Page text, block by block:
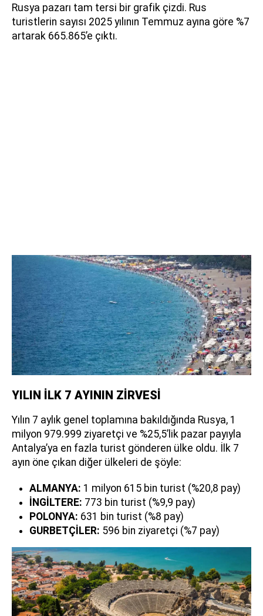
Rusya pazarı tam tersi bir grafik çizdi. Rus
turistlerin sayısı 2025 yılının Temmuz ayına göre %7
artarak 665.865’e çıktı.
YILIN İLK 7 AYININ ZİRVESİ
Yılın 7 aylık genel toplamına bakıldığında Rusya, 1
milyon 979.999 ziyaretçi ve %25,5’lik pazar payıyla
Antalya’ya en fazla turist gönderen ülke oldu. İlk 7
ayın öne çıkan diğer ülkeleri de şöyle:
ALMANYA: 1 milyon 615 bin turist (%20,8 pay)
İNGİLTERE: 773 bin turist (%9,9 pay)
POLONYA: 631 bin turist (%8 pay)
GURBETÇİLER: 596 bin ziyaretçi (%7 pay)